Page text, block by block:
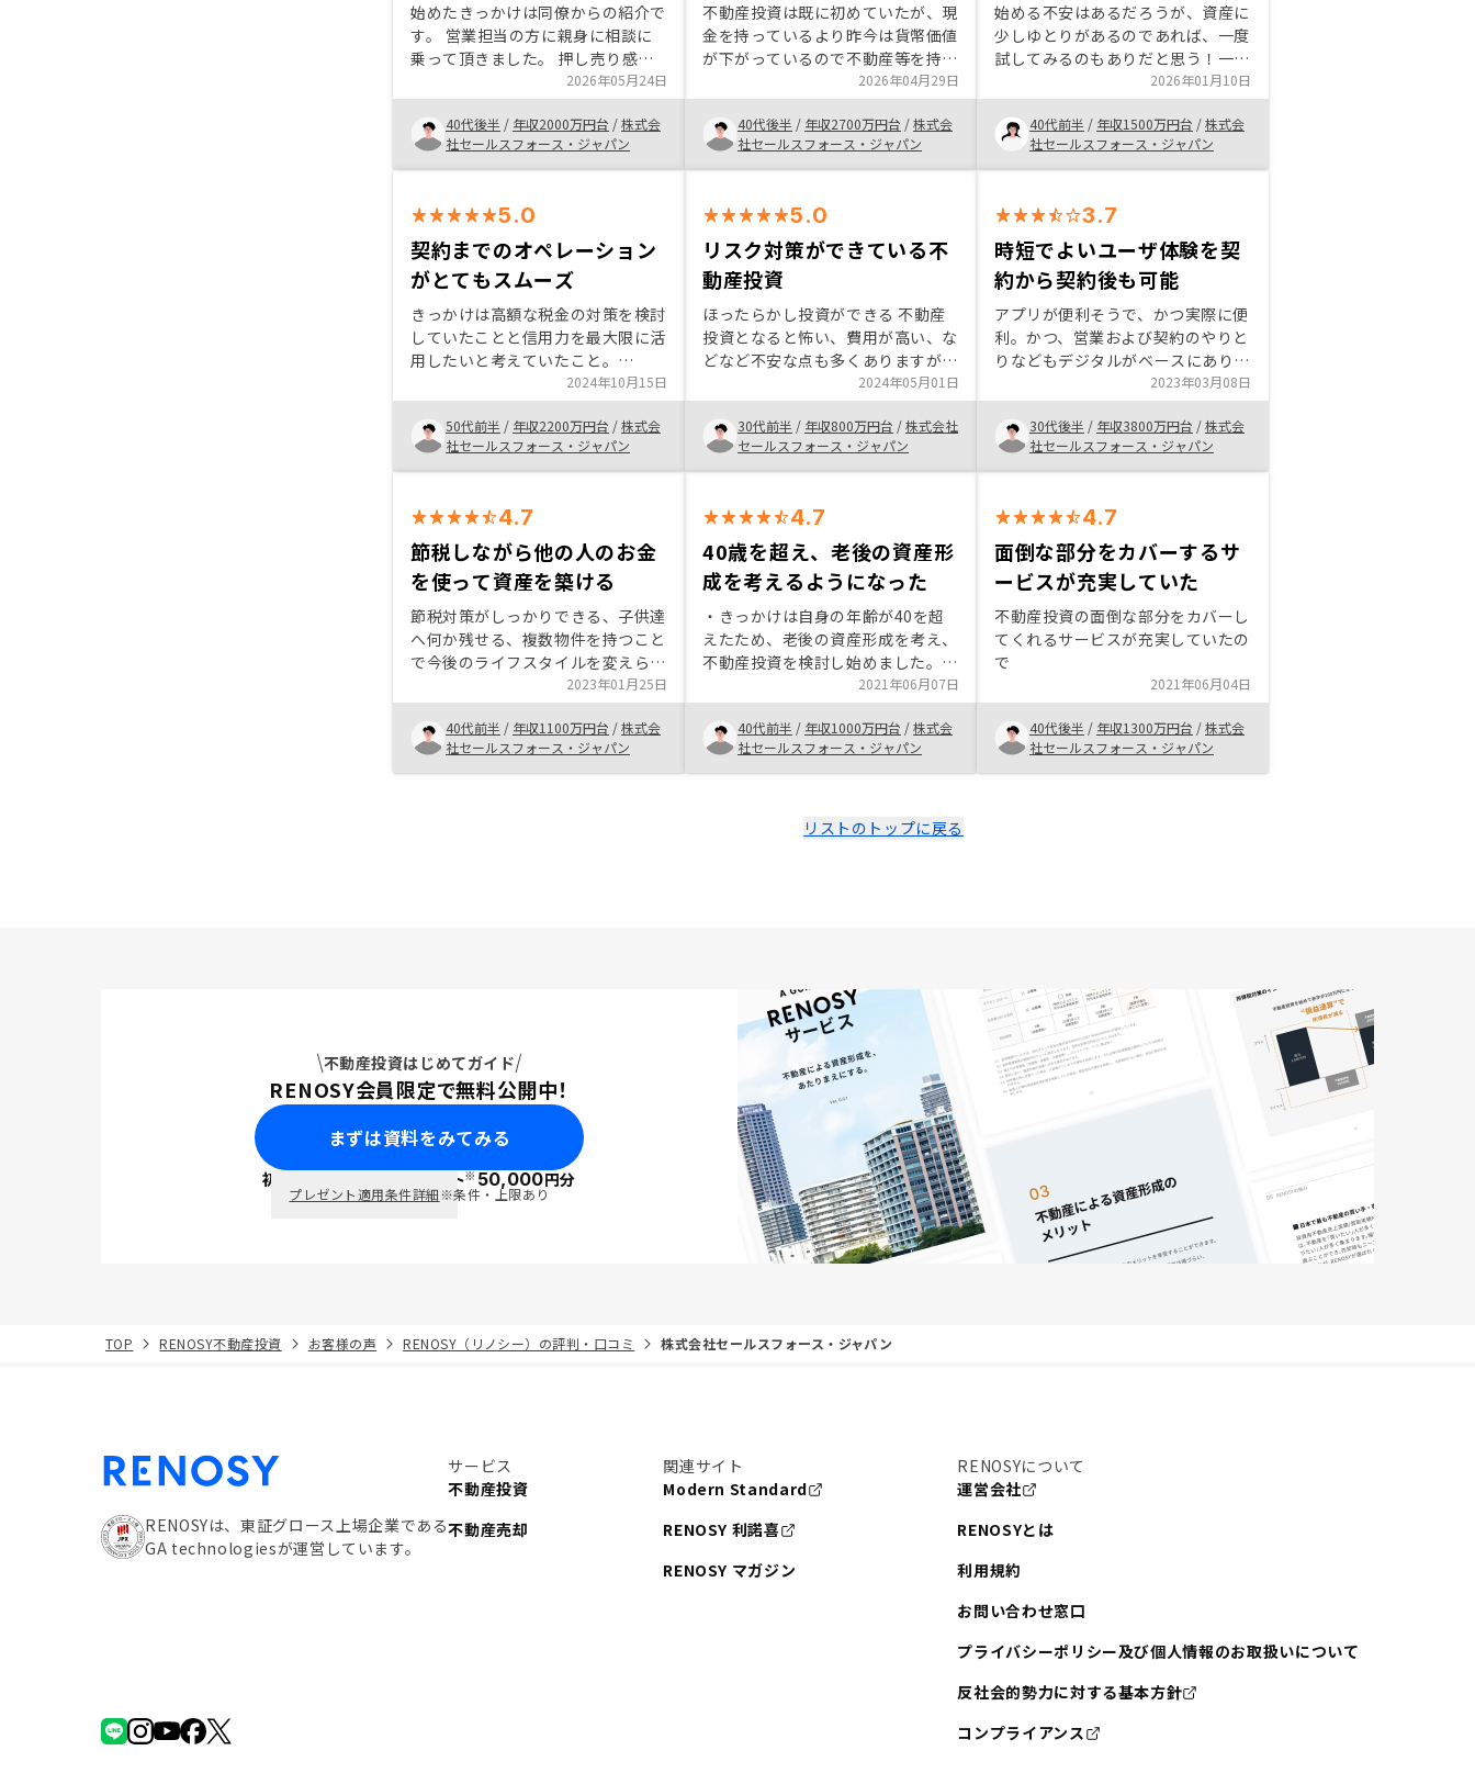
始めたきっかけは同僚からの紹介で
す。 営業担当の方に親身に相談に
乗って頂きました。 押し売り感は
なく、どちらかというとしっかりと
背中を押して頂く感じでした。 ま
た、不安がないと言えば嘘になりま
すが、不安払拭の観点でもRENOSY
さんのサポートに期待しています。
ける機会があればよいかと思いまし
た。
2026年05月24日
40代後半 / 年収2000万円台 /株式会
社セールスフォース・ジャパン
不動産投資は既に初めていたが、現
金を持っているより昨今は貨幣価値
が下がっているので不動産等を持っ
ている方が安心とも思っています。
Renosyはアプリで物件を選べるの
が大きな優位性だと思っています。
一方で初期事務手数料が高いのがネ
ックです。 初期事務手数料を安く
2026年04月29日
40代後半 / 年収2700万円台 /株式会
社セールスフォース・ジャパン
始める不安はあるだろうが、資産に
少しゆとりがあるのであれば、一度
試してみるのもありだと思う！一人
一人の資産状況に合ったプランを提
供してくれると思うので、ご自身の
「これくらいのリスク内であれば」
という気持ちで始められるのがよか
った。将来的には不動産投資は主流
によって、子供に色々教えたりする
こともできると思った。
2026年01月10日
40代前半 / 年収1500万円台 /株式会
社セールスフォース・ジャパン
5.0
契約までのオペレーション
がとてもスムーズ
きっかけは高額な税金の対策を検討
していたことと信用力を最大限に活
用したいと考えていたこと。
Ronosyで決めた理由はマーケティ
ングからセールス、サポートまでの
一連の仕組みの完成度が高いのと担
当営業が信用できると思ったから
2024年10月15日
50代前半 / 年収2200万円台 /株式会
社セールスフォース・ジャパン
5.0
リスク対策ができている不
動産投資
ほったらかし投資ができる 不動産
投資となると怖い、費用が高い、な
どなど不安な点も多くありますが、
そういったリスクを潰してくれるプ
ランがあります。 多くのことを教
えていただき大変感謝しています。
まずはお話を聞いてみるのをオスス
メします
2024年05月01日
30代前半 / 年収800万円台 /株式会社
セールスフォース・ジャパン
3.7
時短でよいユーザ体験を契
約から契約後も可能
アプリが便利そうで、かつ実際に便
利。かつ、営業および契約のやりと
りなどもデジタルがベースにあり時
短で検討から契約まで行うことがで
きた。また、そもそもの物件のネッ
トワークも強固でいい物件に出会え
た。 担当営業の方に関しては、熱
意と人柄もよく信頼おけると思いま
2023年03月08日
30代後半 / 年収3800万円台 /株式会
社セールスフォース・ジャパン
4.7
節税しながら他の人のお金
を使って資産を築ける
節税対策がしっかりできる、子供達
へ何か残せる、複数物件を持つこと
で今後のライフスタイルを変えられ
そう、がん保険、生命保険代わりに
なる、最初から執行役員のクックさ
んにほとんど営業していただきとて
も心強かった 担当営業を営業スキ
ルを上げた方が良いのでは？
2023年01月25日
40代前半 / 年収1100万円台 /株式会
社セールスフォース・ジャパン
4.7
40歳を超え、老後の資産形
成を考えるようになった
・きっかけは自身の年齢が40を超
えたため、老後の資産形成を考え、
不動産投資を検討し始めました。
・ご提案いただいた物件が駅から近
く、場所も良いと感じれるところを
ご提案いただいたことが契約に至っ
た理由です。
2021年06月07日
40代前半 / 年収1000万円台 /株式会
社セールスフォース・ジャパン
4.7
面倒な部分をカバーするサ
ービスが充実していた
不動産投資の面倒な部分をカバーし
てくれるサービスが充実していたの
で
2021年06月04日
40代後半 / 年収1300万円台 /株式会
社セールスフォース・ジャパン
リストのトップに戻る
不動産投資はじめてガイド
RENOSY会員限定で無料公開中！
まずは資料をみてみる
初回面談で ポイント※50,000円分
プレゼント適用条件詳細※条件・上限あり
TOP RENOSY不動産投資 お客様の声 RENOSY（リノシー）の評判・口コミ 株式会社セールスフォース・ジャパン
RENOSYは、東証グロース上場企業である
GA technologiesが運営しています。
サービス
不動産投資
不動産売却
関連サイト
Modern Standard
RENOSY 利諾喜
RENOSY マガジン
RENOSYについて
運営会社
RENOSYとは
利用規約
お問い合わせ窓口
プライバシーポリシー及び個人情報のお取扱いについて
反社会的勢力に対する基本方針
コンプライアンス